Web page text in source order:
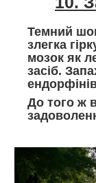
Темний
злегка
мозок як
засіб.
До того ж